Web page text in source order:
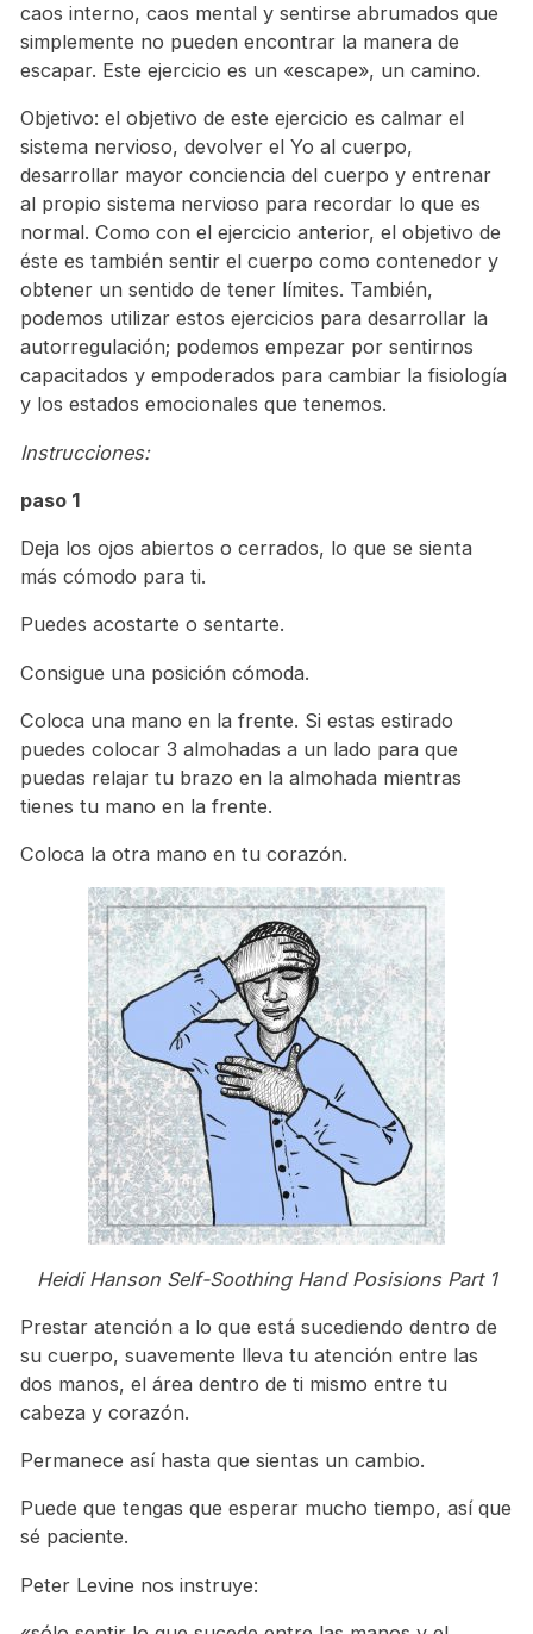
caos interno, caos mental y sentirse abrumados que
simplemente no pueden encontrar la manera de
escapar. Este ejercicio es un «escape», un camino.
Objetivo: el objetivo de este ejercicio es calmar el
sistema nervioso, devolver el Yo al cuerpo,
desarrollar mayor conciencia del cuerpo y entrenar
al propio sistema nervioso para recordar lo que es
normal. Como con el ejercicio anterior, el objetivo de
éste es también sentir el cuerpo como contenedor y
obtener un sentido de tener límites. También,
podemos utilizar estos ejercicios para desarrollar la
autorregulación; podemos empezar por sentirnos
capacitados y empoderados para cambiar la fisiología
y los estados emocionales que tenemos.
Instrucciones:
paso 1
Deja los ojos abiertos o cerrados, lo que se sienta
más cómodo para ti.
Puedes acostarte o sentarte.
Consigue una posición cómoda.
Coloca una mano en la frente. Si estas estirado
puedes colocar 3 almohadas a un lado para que
puedas relajar tu brazo en la almohada mientras
tienes tu mano en la frente.
Coloca la otra mano en tu corazón.
Heidi Hanson Self-Soothing Hand Posisions Part 1
Prestar atención a lo que está sucediendo dentro de
su cuerpo, suavemente lleva tu atención entre las
dos manos, el área dentro de ti mismo entre tu
cabeza y corazón.
Permanece así hasta que sientas un cambio.
Puede que tengas que esperar mucho tiempo, así que
sé paciente.
Peter Levine nos instruye: